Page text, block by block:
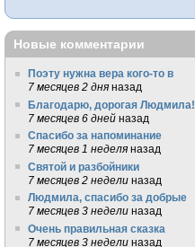
Новые комментарии
Поэту нужна вера кого-то в
7 месяцев 2 дня назад
Благодарю, дорогая Людмила!
7 месяцев 6 дней назад
Спасибо за напоминание
7 месяцев 1 неделя назад
Святой и разбойники
7 месяцев 2 недели назад
Людмила, спасибо за добрые
7 месяцев 3 недели назад
Очень правильная сказка
7 месяцев 3 недели назад